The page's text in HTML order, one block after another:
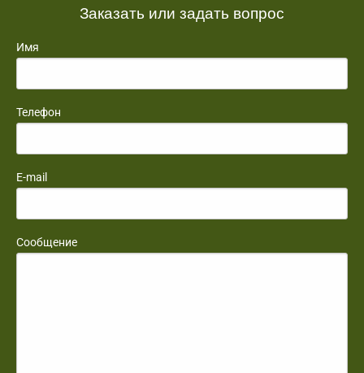
Заказать или задать вопрос
Имя
Телефон
E-mail
Сообщение